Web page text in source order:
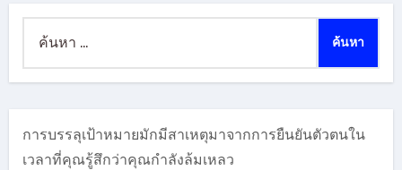
สำหรับ:
การบรรลุเป้าหมายมักมีสาเหตุมาจากการยืนยันตัวตนใน
เวลาที่คุณรู้สึกว่าคุณกำลังล้มเหลว